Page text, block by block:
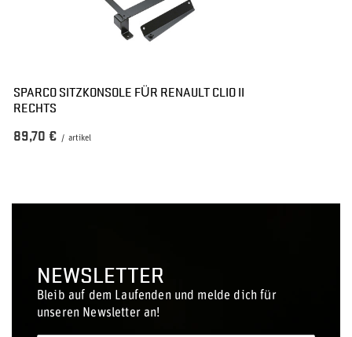
SPARCO SITZKONSOLE FÜR RENAULT CLIO II
RECHTS
89,70 € / artikel
NEWSLETTER
Bleib auf dem Laufenden und melde dich für
unseren Newsletter an!